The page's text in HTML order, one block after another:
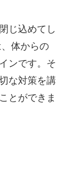
じ込めてし
体からの
ンです。そ
な対策を講
とができま